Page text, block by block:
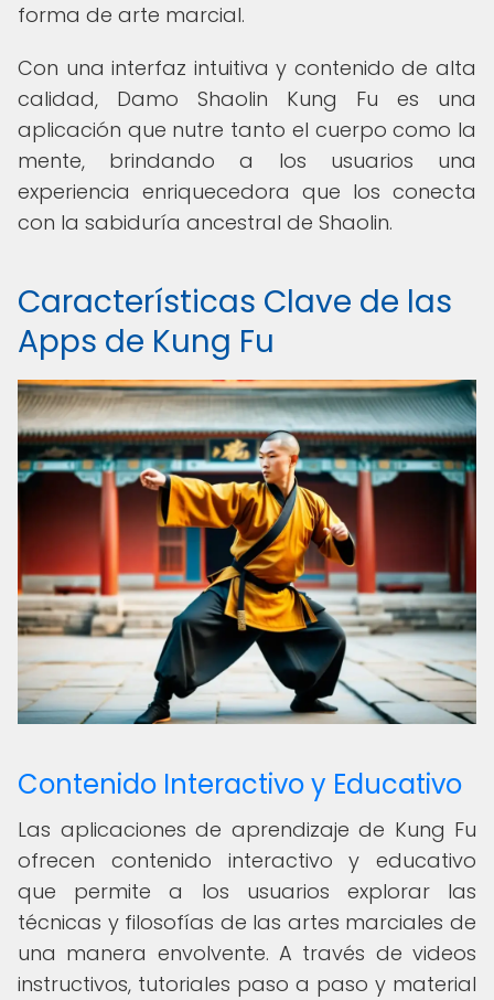
forma de arte marcial.
Con una interfaz intuitiva y contenido de alta
calidad, Damo Shaolin Kung Fu es una
aplicación que nutre tanto el cuerpo como la
mente, brindando a los usuarios una
experiencia enriquecedora que los conecta
con la sabiduría ancestral de Shaolin.
Características Clave de las
Apps de Kung Fu
Contenido Interactivo y Educativo
Las aplicaciones de aprendizaje de Kung Fu
ofrecen contenido interactivo y educativo
que permite a los usuarios explorar las
técnicas y filosofías de las artes marciales de
una manera envolvente. A través de videos
instructivos, tutoriales paso a paso y material